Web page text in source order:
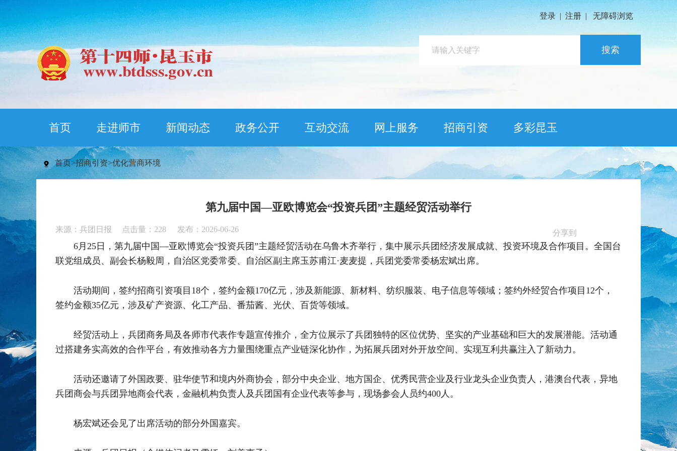
登录 | 注册 | 无障碍浏览
搜索
首页 走进师市 新闻动态 政务公开 互动交流 网上服务 招商引资 多彩昆玉
首页>招商引资>优化营商环境
第九届中国—亚欧博览会“投资兵团”主题经贸活动举行
来源：兵团日报 点击量： 228 发布：2026-06-26 分享到
6月25日，第九届中国—亚欧博览会“投资兵团”主题经贸活动在乌鲁木齐举行，集中展示兵团经济发展成就、投资环境及合作项目。全国台
联党组成员、副会长杨毅周，自治区党委常委、自治区副主席玉苏甫江·麦麦提，兵团党委常委杨宏斌出席。
活动期间，签约招商引资项目18个，签约金额170亿元，涉及新能源、新材料、纺织服装、电子信息等领域；签约外经贸合作项目12个，
签约金额35亿元，涉及矿产资源、化工产品、番茄酱、光伏、百货等领域。
经贸活动上，兵团商务局及各师市代表作专题宣传推介，全方位展示了兵团独特的区位优势、坚实的产业基础和巨大的发展潜能。活动通
过搭建务实高效的合作平台，有效推动各方力量围绕重点产业链深化协作，为拓展兵团对外开放空间、实现互利共赢注入了新动力。
活动还邀请了外国政要、驻华使节和境内外商协会，部分中央企业、地方国企、优秀民营企业及行业龙头企业负责人，港澳台代表，异地
兵团商会与兵团异地商会代表，金融机构负责人及兵团国有企业代表等参与，现场参会人员约400人。
杨宏斌还会见了出席活动的部分外国嘉宾。